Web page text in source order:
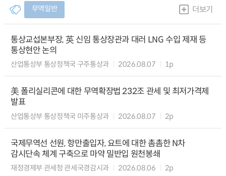
무역일반 더보기
통상교섭본부장, 英 신임 통상장관과 대러 LNG 수입 제재 등
통상현안 논의
산업통상부 통상정책국 구주통상과 2026.08.07 1p
美 폴리실리콘에 대한 무역확장법 232조 관세 및 최저가격제
발표
산업통상부 통상정책국 미주통상과 2026.08.07 2p
국제무역선 선원, 항만출입자, 요트에 대한 촘촘한 N차
감시단속 체계 구축으로 마약 밀반입 원천봉쇄
재정경제부 관세청 관세국경감시과 2026.08.06 2p